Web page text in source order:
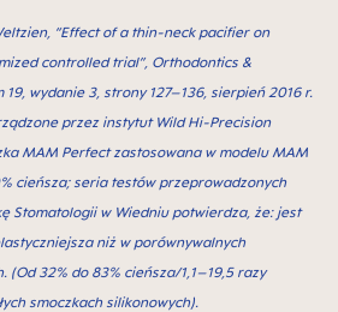
“Effect of a thin-neck paciﬁer on
controlled trial”, Orthodontics &
wydanie 3, strony 127–136, sierpień 2016 r.
przez instytut Wild Hi-Precision
MAM Perfect zastosowana w modelu MAM
cieńsza; seria testów przeprowadzonych
Stomatologii w Wiedniu potwierdza, że: jest
niż w porównywalnych
(Od 32% do 83% cieńsza/1,1–19,5 razy
smoczkach silikonowych).